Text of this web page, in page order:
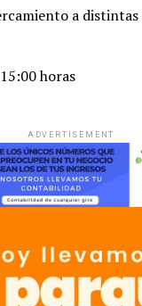
a
horas
ADVERTISEMENT